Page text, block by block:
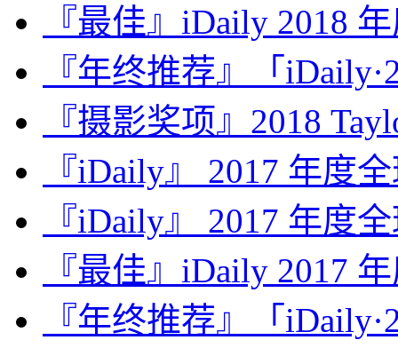
『最佳』iDaily 2018
『年终推荐』「
『摄影奖项』2018
『iDaily』 2017 年度
『iDaily』 2017 年度
『最佳』iDaily 2017
『年终推荐』「